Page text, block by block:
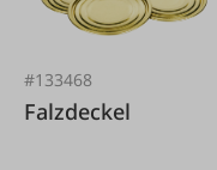
#133468
Falzdeckel